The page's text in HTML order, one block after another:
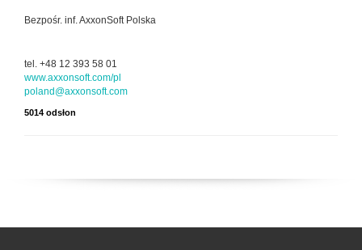
Bezpośr. inf. AxxonSoft Polska
tel. +48 12 393 58 01
www.axxonsoft.com/pl
poland@axxonsoft.com
5014 odsłon